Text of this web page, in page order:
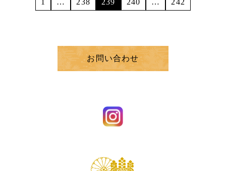
1 … 238 239 240 … 242
お問い合わせ